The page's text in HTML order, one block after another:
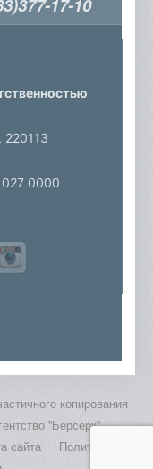
220113
0000
копирования
"Берсерк".
сайта
Политика